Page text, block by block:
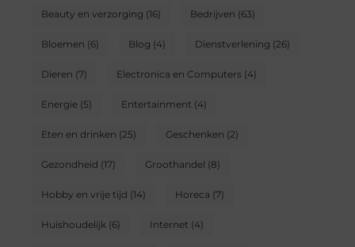
Beauty en verzorging (16) Bedrijven (63)
Bloemen (6) Blog (4) Dienstverlening (26)
Dieren (7) Electronica en Computers(4)
Energie(5) Entertainment (4)
Eten en drinken (25) Geschenken (2)
Gezondheid (17) Groothandel (8)
Hobby en vrije tijd (14) Horeca (7)
Huishoudelijk (6) Internet (4)